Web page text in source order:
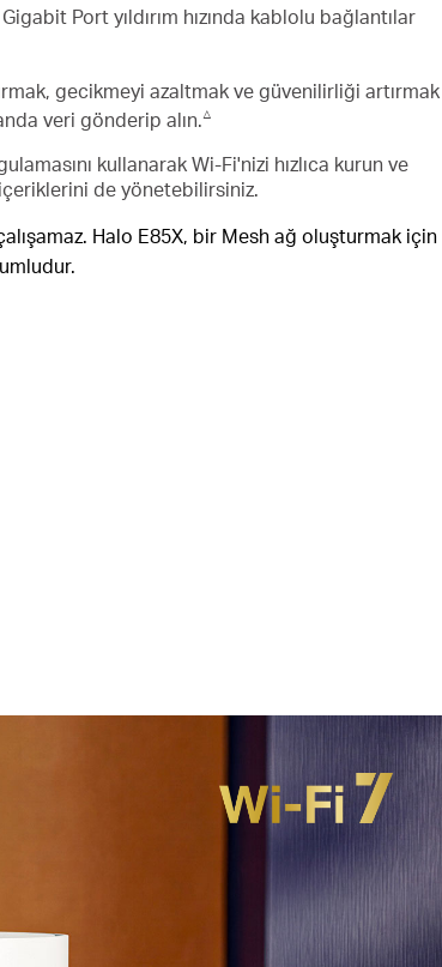
Gigabit Portyıldırım hızında kablolu bağlantılar
gecikmeyi azaltmak ve güvenilirliği artırmak
veri gönderip alın.△
kullanarak Wi-Fi'nizi hızlıca kurun ve
de yönetebilirsiniz.
Halo E85X, bir Mesh ağ oluşturmak için